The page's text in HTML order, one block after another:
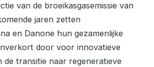
van de broeikasgasemissie van
jaren zetten
en Danone hun gezamenlijke
door voor innovatieve
de transitie naar regeneratieve